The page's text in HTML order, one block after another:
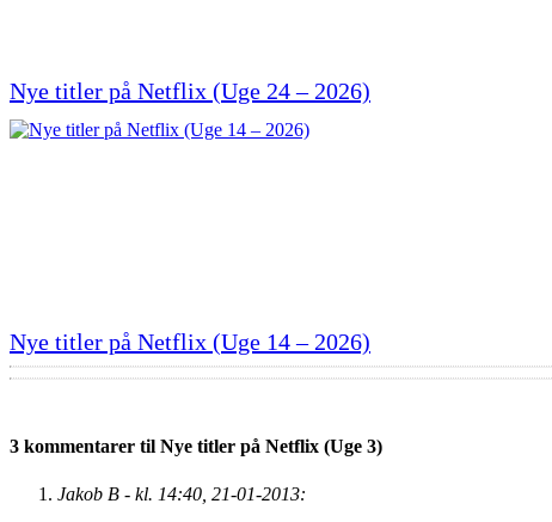
Nye titler på Netflix (Uge 24 – 2026)
Nye titler på Netflix (Uge 14 – 2026)
3 kommentarer til Nye titler på Netflix (Uge 3)
Jakob B - kl. 14:40, 21-01-2013: